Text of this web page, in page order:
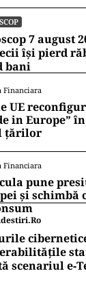
7 august
își pierd
bani
Financiara
UE
in Europe”
țărilor
Financiara
pune
și schimbă
scenariul